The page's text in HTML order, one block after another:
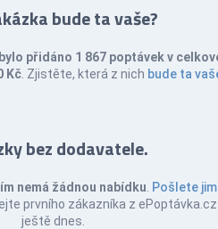
bude ta vaše?
přidáno 1 867 poptávek v
Kč . Zjistěte, která z nich bude ta
bez dodavatele.
nemá žádnou nabídku Pošlete jim
prvního zákazníka z ePoptávka.cz
ještě dnes.